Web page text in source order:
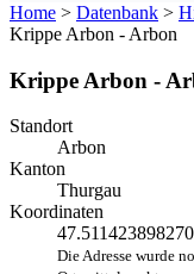
Home > Datenbank >
Krippe Arbon - Arbon
Krippe Arbon -
Standort
Arbon
Kanton
Thurgau
Koordinaten
Die Adresse wurde